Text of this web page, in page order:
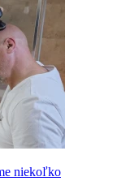
niekoľko